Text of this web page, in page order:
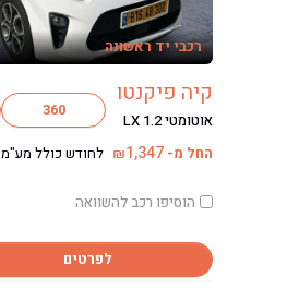
רכבי יד ראשונה
קיה פיקנטו
אוטומטי LX 1.2 360
החל מ- ₪1,347 לחודש כולל מע"מ
הוסיפו רכב להשוואה
לפרטים